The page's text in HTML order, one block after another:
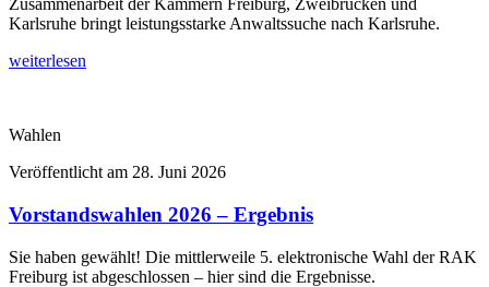
Zusammenarbeit der Kammern Freiburg, Zweibrücken und
Karlsruhe bringt leistungsstarke Anwaltssuche nach Karlsruhe.
weiterlesen
Wahlen
Veröffentlicht am 28. Juni 2026
Vorstandswahlen 2026 – Ergebnis
Sie haben gewählt! Die mittlerweile 5. elektronische Wahl der RAK
Freiburg ist abgeschlossen – hier sind die Ergebnisse.